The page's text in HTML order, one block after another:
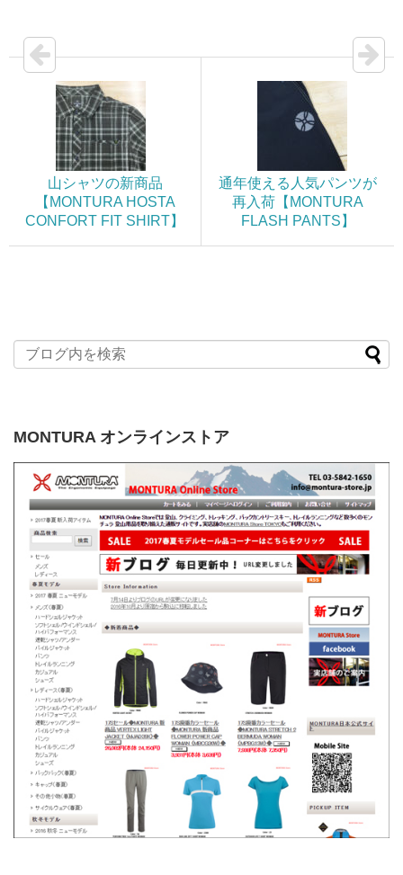
山シャツの新商品
【MONTURA HOSTA
CONFORT FIT SHIRT】
通年使える人気パンツが
再入荷【MONTURA
FLASH PANTS】
MONTURA オンラインストア